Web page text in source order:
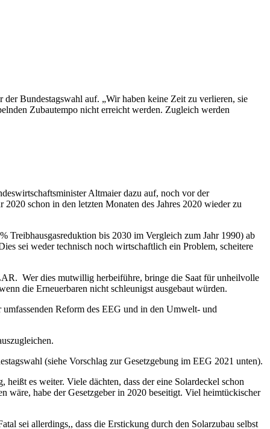
Bundestagswahl auf. „Wir haben keine Zeit zu verlieren, sie
Zubautempo nicht erreicht werden. Zugleich werden
Altmaier dazu auf, noch vor der
schon in den letzten Monaten des Jahres 2020 wieder zu
Treibhausgasreduktion bis 2030 im Vergleich zum Jahr 1990) ab
sei weder technisch noch wirtschaftlich ein Problem, scheitere
Wer dies mutwillig herbeiführe, bringe die Saat für unheilvolle
die Erneuerbaren nicht schleunigst ausgebaut würden.
Reform des EEG und in den Umwelt- und
(siehe Vorschlag zur Gesetzgebung im EEG 2021 unten).
es weiter. Viele dächten, dass der eine Solardeckel schon
habe der Gesetzgeber in 2020 beseitigt. Viel heimtückischer
sei allerdings,, dass die Erstickung durch den Solarzubau selbst